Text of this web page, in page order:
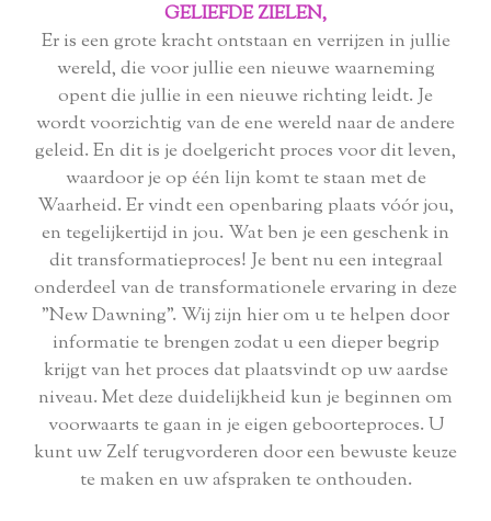
GELIEFDE ZIELEN,
Er is een grote kracht ontstaan en verrijzen in jullie
wereld, die voor jullie een nieuwe waarneming
opent die jullie in een nieuwe richting leidt. Je
wordt voorzichtig van de ene wereld naar de andere
geleid. En dit is je doelgericht proces voor dit leven,
waardoor je op één lijn komt te staan met de
Waarheid. Er vindt een openbaring plaats vóór jou,
en tegelijkertijd in jou. Wat ben je een geschenk in
dit transformatieproces! Je bent nu een integraal
onderdeel van de transformationele ervaring in deze
"New Dawning". Wij zijn hier om u te helpen door
informatie te brengen zodat u een dieper begrip
krijgt van het proces dat plaatsvindt op uw aardse
niveau. Met deze duidelijkheid kun je beginnen om
voorwaarts te gaan in je eigen geboorteproces. U
kunt uw Zelf terugvorderen door een bewuste keuze
te maken en uw afspraken te onthouden.